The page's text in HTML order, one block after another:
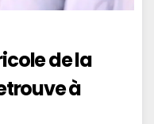
de la
à